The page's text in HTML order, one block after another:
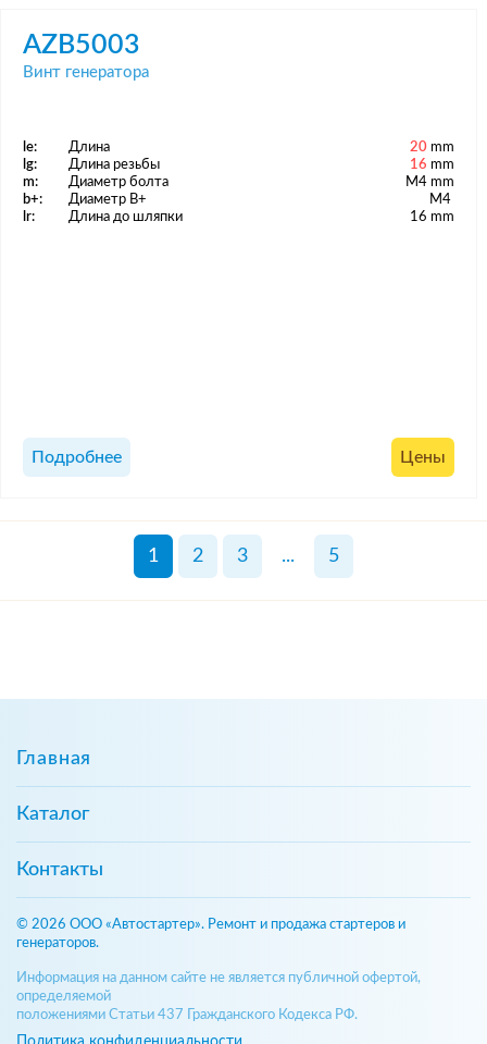
AZB5003
Винт генератора
le: Длина 20 mm
lg:
Длина резьбы 16 mm
m:
Диаметр болта
M4 mm
b+:
Диаметр B+
M4
lr:
Длина до шляпки 16 mm
Подробнее Цены
1 2 3 ... 5
Главная
Каталог
Контакты
© 2026 ООО «Автостартер». Ремонт и продажа стартеров и
генераторов.
Информация на данном сайте не является публичной офертой,
определяемой
положениями Статьи 437 Гражданского Кодекса РФ.